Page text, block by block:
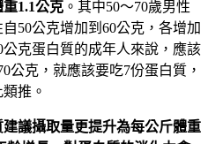
1.1公克 。其中50～70歲男性
50公克增加到60公克，各增加
克蛋白質的成年人來說，應該
公克，就應該要吃7份蛋白質，
推。
議攝取量更提升為每公斤體重